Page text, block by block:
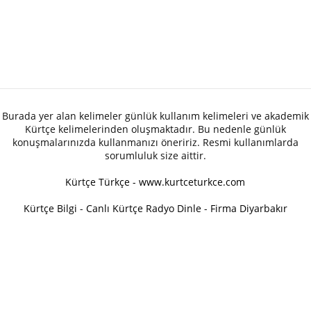
Burada yer alan kelimeler günlük kullanım kelimeleri ve akademik
Kürtçe kelimelerinden oluşmaktadır. Bu nedenle günlük
konuşmalarınızda kullanmanızı öneririz. Resmi kullanımlarda
sorumluluk size aittir.
Kürtçe Türkçe - www.kurtceturkce.com
Kürtçe Bilgi - Canlı Kürtçe Radyo Dinle - Firma Diyarbakır